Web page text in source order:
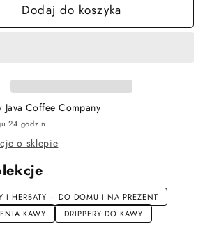
Dodaj do koszyka
Java Coffee Company
24 godzin
o sklepie
I HERBATY – DO DOMU I NA PREZENT
KAWY
DRIPPERY DO KAWY